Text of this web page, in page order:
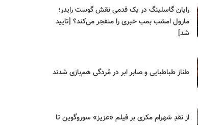
رایان گاسلینگ در یک قدمی نقش گوست رایدر؛
مارول امشب بمب خبری را منفجر می‌کند؟ [تایید
شد]
طناز طباطبایی و صابر ابر در مُردگی هم‌بازی شدند
از نقدِ شهرام مکری بر فیلم «عزیز» سوروگوین تا